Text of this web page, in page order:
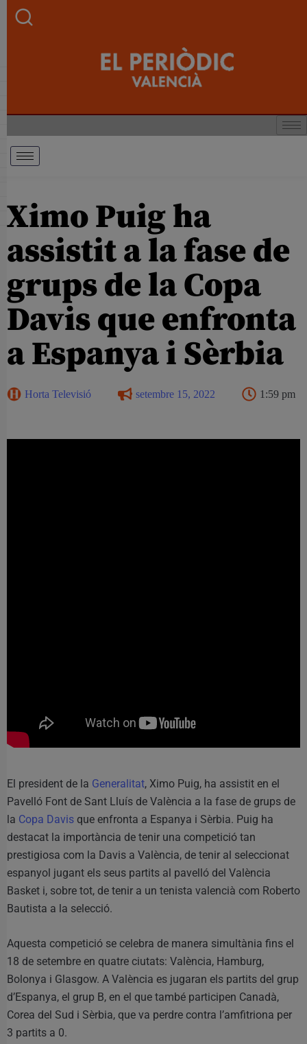
Ximo Puig ha
assistit a la fase de
grups de la Copa
Davis que enfronta
a Espanya i Sèrbia
Horta Televisió setembre 15, 2022 1:59 pm
El president de la Generalitat, Ximo Puig, ha assistit en el
Pavelló Font de Sant Lluís de València a la fase de grups de
la Copa Davis que enfronta a Espanya i Sèrbia. Puig ha
destacat la importància de tenir una competició tan
prestigiosa com la Davis a València, de tenir al seleccionat
espanyol jugant els seus partits al pavelló del València
Basket i, sobre tot, de tenir a un tenista valencià com Roberto
Bautista a la selecció.
Aquesta competició se celebra de manera simultània fins el
18 de setembre en quatre ciutats: València, Hamburg,
Bolonya i Glasgow. A València es jugaran els partits del grup
d’Espanya, el grup B, en el que també participen Canadà,
Corea del Sud i Sèrbia, que va perdre contra l’amfitriona per
3 partits a 0.